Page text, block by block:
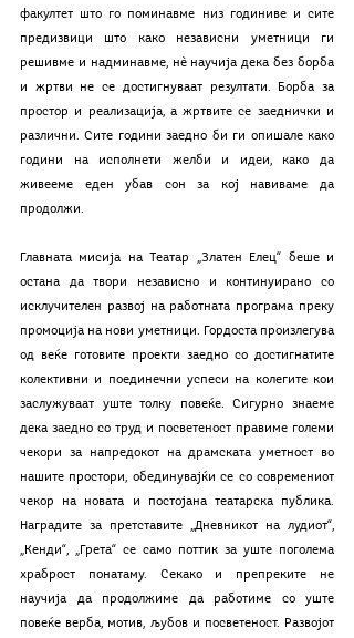
факултет што го поминавме низ годиниве и сите
предизвици што како независни уметници ги
решивме и надминавме, нѐ научија дека без борба
и жртви не се достигнуваат резултати. Борба за
простор и реализација, а жртвите се заеднички и
различни. Сите години заедно би ги опишале како
години на исполнети желби и идеи, како да
живееме еден убав сон за кој навиваме да
продолжи.
Главната мисија на Театар „Златен Елец“ беше и
остана да твори независно и континуирано со
исклучителен развој на работната програма преку
промоција на нови уметници. Гордоста произлегува
од веќе готовите проекти заедно со достигнатите
колективни и поединечни успеси на колегите кои
заслужуваат уште толку повеќе. Сигурно знаеме
дека заедно со труд и посветеност правиме големи
чекори за напредокот на драмската уметност во
нашите простори, обединувајќи се со современиот
чекор на новата и постојана театарска публика.
Наградите за претставите „Дневникот на лудиот“,
„Кенди“, „Грета“ се само поттик за уште поголема
храброст понатаму. Секако и препреките не
научија да продолжиме да работиме со уште
повеќе верба, мотив, љубов и посветеност. Развојот